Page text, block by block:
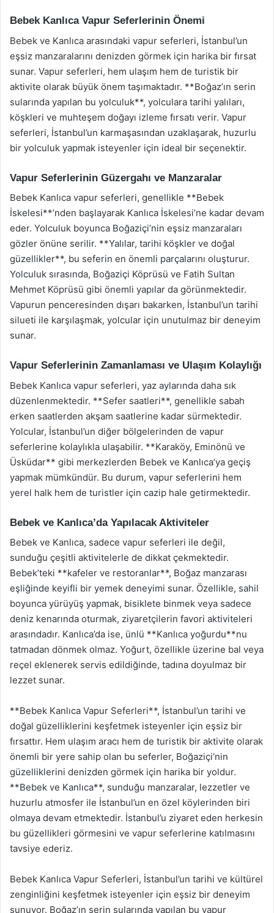
Bebek Kanlıca Vapur Seferlerinin Önemi
Bebek ve Kanlıca arasındaki vapur seferleri, İstanbul’un
eşsiz manzaralarını denizden görmek için harika bir fırsat
sunar. Vapur seferleri, hem ulaşım hem de turistik bir
aktivite olarak büyük önem taşımaktadır. **Boğaz’ın serin
sularında yapılan bu yolculuk**, yolculara tarihi yalıları,
köşkleri ve muhteşem doğayı izleme fırsatı verir. Vapur
seferleri, İstanbul’un karmaşasından uzaklaşarak, huzurlu
bir yolculuk yapmak isteyenler için ideal bir seçenektir.
Vapur Seferlerinin Güzergahı ve Manzaralar
Bebek Kanlıca vapur seferleri, genellikle **Bebek
İskelesi**’nden başlayarak Kanlıca İskelesi’ne kadar devam
eder. Yolculuk boyunca Boğaziçi’nin eşsiz manzaraları
gözler önüne serilir. **Yalılar, tarihi köşkler ve doğal
güzellikler**, bu seferin en önemli parçalarını oluşturur.
Yolculuk sırasında, Boğaziçi Köprüsü ve Fatih Sultan
Mehmet Köprüsü gibi önemli yapılar da görünmektedir.
Vapurun penceresinden dışarı bakarken, İstanbul’un tarihi
silueti ile karşılaşmak, yolcular için unutulmaz bir deneyim
sunar.
Vapur Seferlerinin Zamanlaması ve Ulaşım Kolaylığı
Bebek Kanlıca vapur seferleri, yaz aylarında daha sık
düzenlenmektedir. **Sefer saatleri**, genellikle sabah
erken saatlerden akşam saatlerine kadar sürmektedir.
Yolcular, İstanbul’un diğer bölgelerinden de vapur
seferlerine kolaylıkla ulaşabilir. **Karaköy, Eminönü ve
Üsküdar** gibi merkezlerden Bebek ve Kanlıca’ya geçiş
yapmak mümkündür. Bu durum, vapur seferlerini hem
yerel halk hem de turistler için cazip hale getirmektedir.
Bebek ve Kanlıca’da Yapılacak Aktiviteler
Bebek ve Kanlıca, sadece vapur seferleri ile değil,
sunduğu çeşitli aktivitelerle de dikkat çekmektedir.
Bebek’teki **kafeler ve restoranlar**, Boğaz manzarası
eşliğinde keyifli bir yemek deneyimi sunar. Özellikle, sahil
boyunca yürüyüş yapmak, bisiklete binmek veya sadece
deniz kenarında oturmak, ziyaretçilerin favori aktiviteleri
arasındadır. Kanlıca’da ise, ünlü **Kanlıca yoğurdu**nu
tatmadan dönmek olmaz. Yoğurt, özellikle üzerine bal veya
reçel eklenerek servis edildiğinde, tadına doyulmaz bir
lezzet sunar.
**Bebek Kanlıca Vapur Seferleri**, İstanbul’un tarihi ve
doğal güzelliklerini keşfetmek isteyenler için eşsiz bir
fırsattır. Hem ulaşım aracı hem de turistik bir aktivite olarak
önemli bir yere sahip olan bu seferler, Boğaziçi’nin
güzelliklerini denizden görmek için harika bir yoldur.
**Bebek ve Kanlıca**, sunduğu manzaralar, lezzetler ve
huzurlu atmosfer ile İstanbul’un en özel köylerinden biri
olmaya devam etmektedir. İstanbul’u ziyaret eden herkesin
bu güzellikleri görmesini ve vapur seferlerine katılmasını
tavsiye ederiz.
Bebek Kanlıca Vapur Seferleri, İstanbul’un tarihi ve kültürel
zenginliğini keşfetmek isteyenler için eşsiz bir deneyim
sunuyor. Boğaz’ın serin sularında yapılan bu vapur